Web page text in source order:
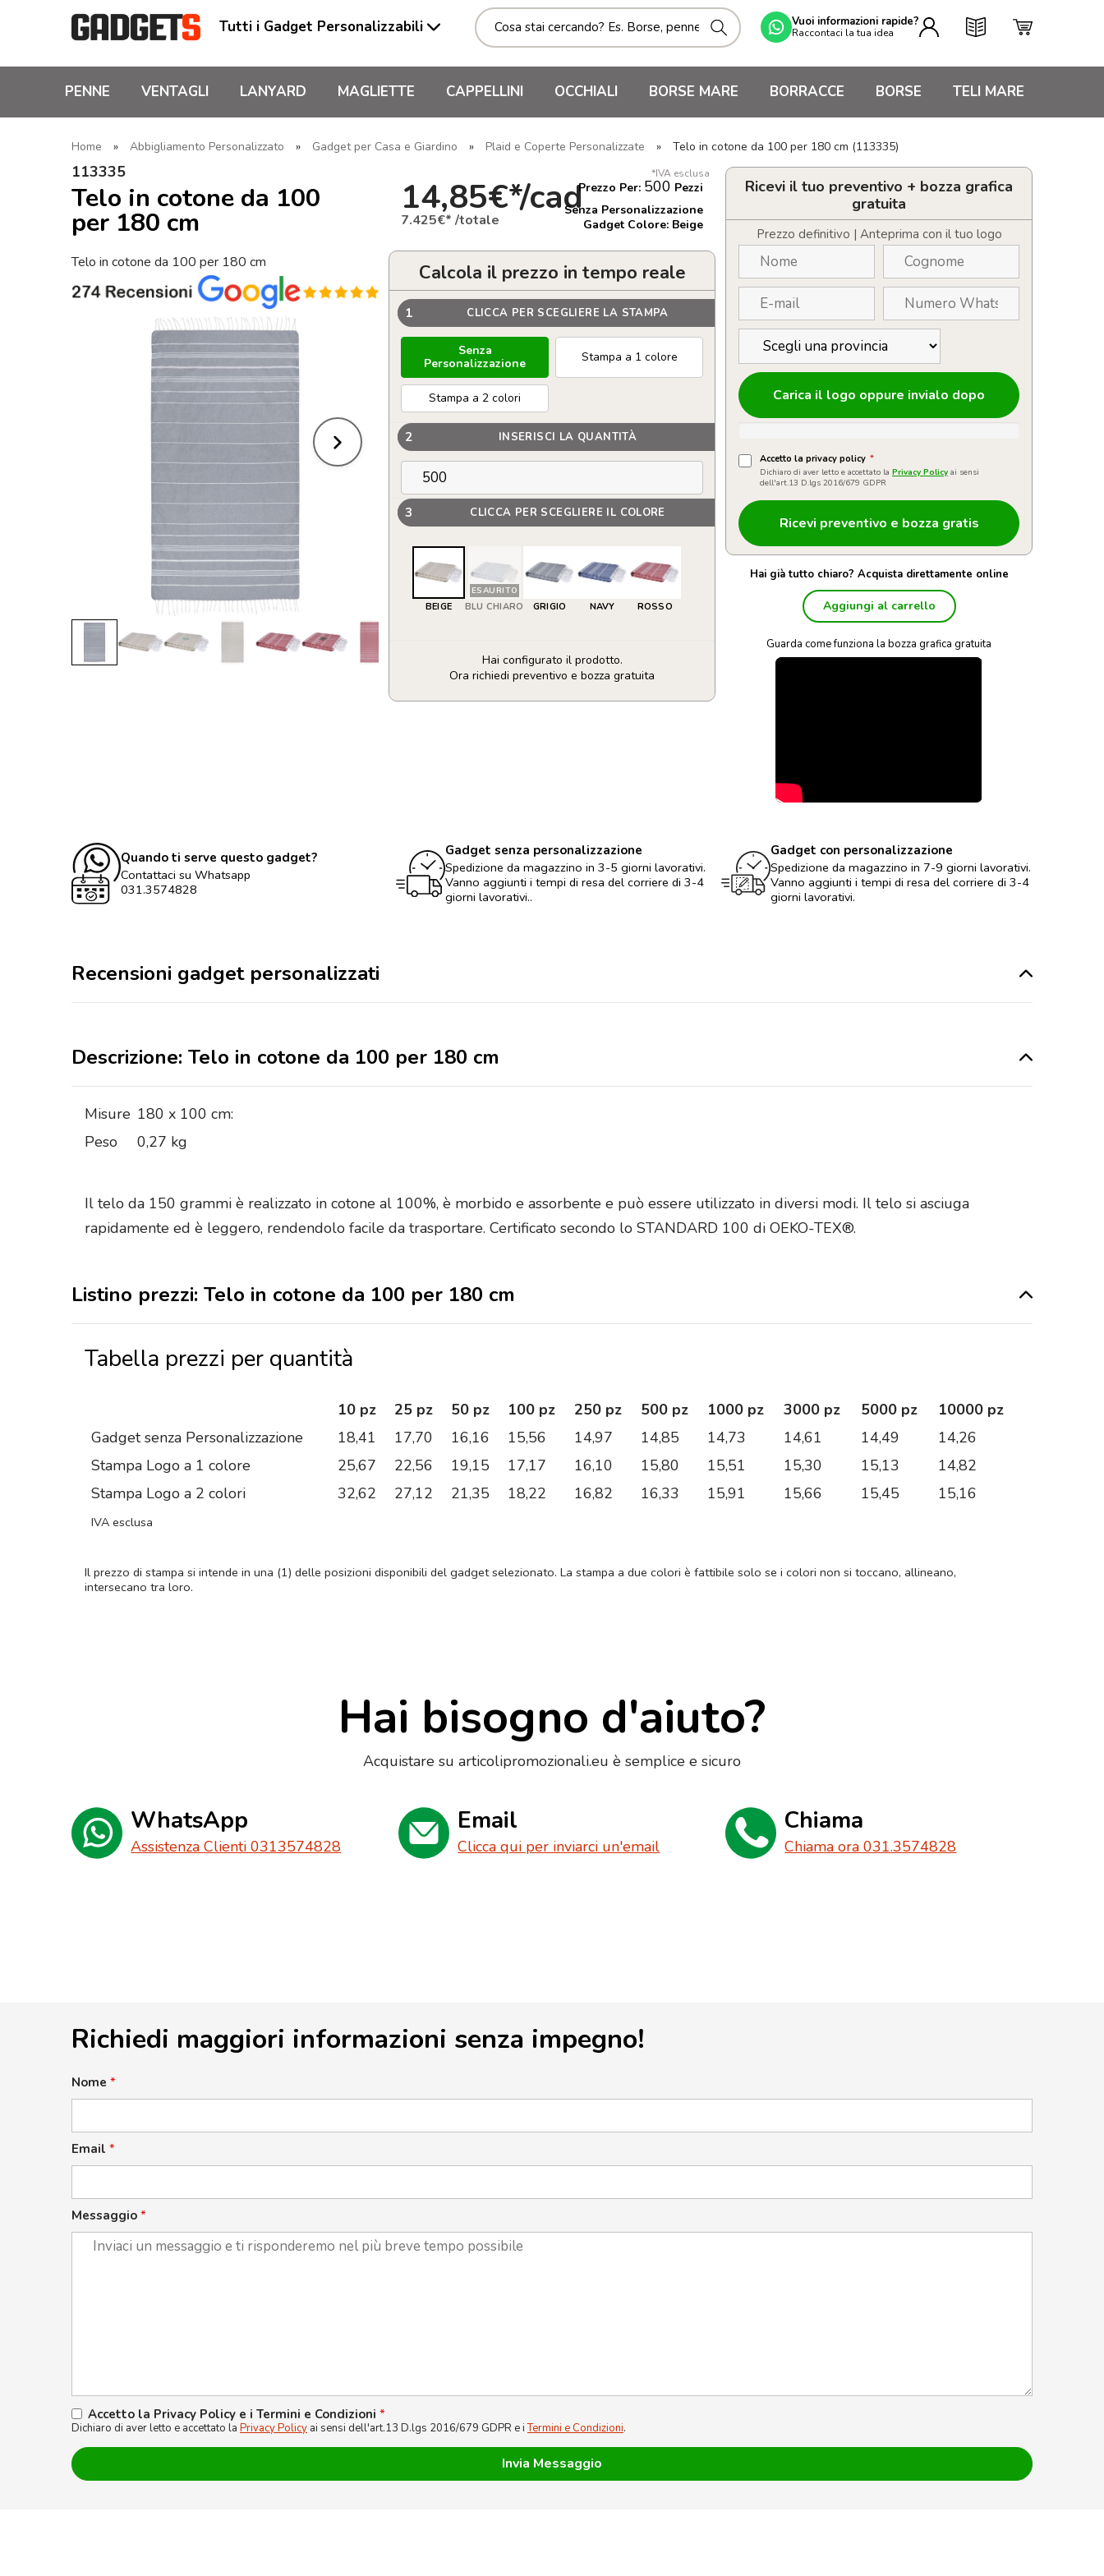
Tutti i Gadget Personalizzabili Vuoi informazioni rapide?
Raccontaci la tua idea
PENNE VENTAGLI LANYARD MAGLIETTE CAPPELLINI OCCHIALI BORSE MARE BORRACCE BORSE TELI MARE
Home » Abbigliamento Personalizzato » Gadget per Casa e Giardino » Plaid e Coperte Personalizzate » Telo in cotone da 100 per 180 cm (113335)
113335
Telo in cotone da 100
per 180 cm
Telo in cotone da 100 per 180 cm
*IVA esclusa
14,85€*/cad
7.425€* /totale
Prezzo Per: 500 Pezzi
Senza Personalizzazione
Gadget Colore: Beige
Calcola il prezzo in tempo reale
1 CLICCA PER SCEGLIERE LA STAMPA
Senza
Personalizzazione
Stampa a 1 colore
Stampa a 2 colori
2 INSERISCI LA QUANTITÀ
3 CLICCA PER SCEGLIERE IL COLORE
BEIGE
ESAURITO
BLU CHIARO GRIGIO NAVY ROSSO
Hai configurato il prodotto.
Ora richiedi preventivo e bozza gratuita
Telo
Ricevi il tuo preventivo + bozza grafica
gratuita
Prezzo definitivo | Anteprima con il tuo logo
Carica il logo oppure invialo dopo
Accetto la privacy policy *
Dichiaro di aver letto e accettato la Privacy Policy ai sensi
dell'art.13 D.lgs 2016/679 GDPR
Hai già tutto chiaro? Acquista direttamente online
Aggiungi al carrello
Guarda come funziona la bozza grafica gratuita
Quando ti serve questo gadget?
Contattaci su Whatsapp
031.3574828
Gadget senza personalizzazione
Spedizione da magazzino in 3-5 giorni lavorativi.
Vanno aggiunti i tempi di resa del corriere di 3-4
giorni lavorativi..
Gadget con personalizzazione
Spedizione da magazzino in 7-9 giorni lavorativi.
Vanno aggiunti i tempi di resa del corriere di 3-4
giorni lavorativi.
Recensioni gadget personalizzati
Descrizione: Telo in cotone da 100 per 180 cm
Misure 180 x 100 cm:
Peso
0,27 kg
Il telo da 150 grammi è realizzato in cotone al 100%, è morbido e assorbente e può essere utilizzato in diversi modi. Il telo si asciuga
rapidamente ed è leggero, rendendolo facile da trasportare. Certificato secondo lo STANDARD 100 di OEKO-TEX®.
Listino prezzi: Telo in cotone da 100 per 180 cm
Tabella prezzi per quantità
10 pz 25 pz 50 pz 100 pz 250 pz 500 pz 1000 pz 3000 pz 5000 pz
10000 pz
Gadget senza Personalizzazione
18,41 17,70 16,16 15,56 14,97 14,85 14,73 14,61 14,49
14,26
Stampa Logo a 1 colore
25,67 22,56 19,15 17,17 16,10 15,80 15,51 15,30 15,13
14,82
Stampa Logo a 2 colori
32,62 27,12 21,35 18,22 16,82 16,33 15,91 15,66 15,45 15,16
IVA esclusa
Il prezzo di stampa si intende in una (1) delle posizioni disponibili del gadget selezionato. La stampa a due colori è fattibile solo se i colori non si toccano, allineano,
intersecano tra loro.
Hai bisogno d'aiuto?
Acquistare su articolipromozionali.eu è semplice e sicuro
WhatsApp
Assistenza Clienti 0313574828
Email
Clicca qui per inviarci un'email
Chiama
Chiama ora 031.3574828
Richiedi maggiori informazioni senza impegno!
Nome *
Email *
Messaggio *
Accetto la Privacy Policy e i Termini e Condizioni *
Dichiaro di aver letto e accettato la Privacy Policy ai sensi dell'art.13 D.lgs 2016/679 GDPR e iTermini e Condizioni.